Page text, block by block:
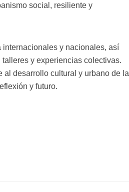
social, resiliente y
y nacionales, así
y experiencias colectivas.
al desarrollo cultural y urbano de la
y futuro.